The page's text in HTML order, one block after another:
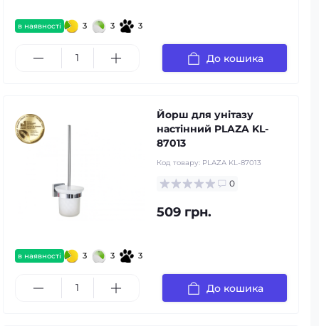
в наявності 3 3 3
До кошика
в наявності 3 3 3
Йорш для унітазу
настінний PLAZA KL-
87013
Код товару: PLAZA KL-87013
0
509 грн.
До кошика